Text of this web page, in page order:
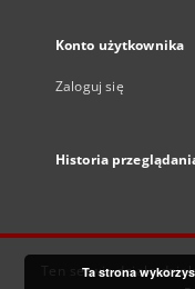
Konto użytkownika
Zaloguj się
Historia
Ten serwis działa
Ta strona